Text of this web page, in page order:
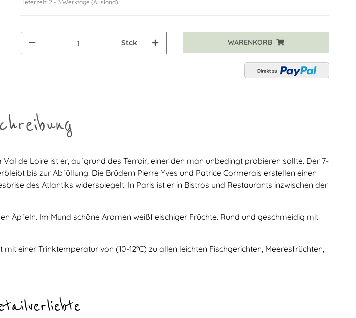
Lieferzeit: 2 - 3 Werktage (Ausland)
Stck WARENKORB
de Loire ist er, aufgrund des Terroir, einer den man unbedingt probieren sollte. Der 7-
bis zur Abfüllung. Die Brüdern Pierre Yves und Patrice Cormerais erstellen einen
des Atlantiks widerspiegelt. In Paris ist er in Bistros und Restaurants inzwischen der
Äpfeln. Im Mund schöne Aromen weißfleischiger Früchte. Rund und geschmeidig mit
einer Trinktemperatur von (10-12°C) zu allen leichten Fischgerichten, Meeresfrüchten,